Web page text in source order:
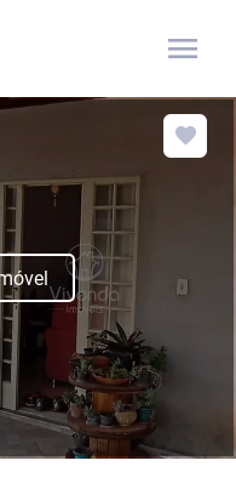
menu